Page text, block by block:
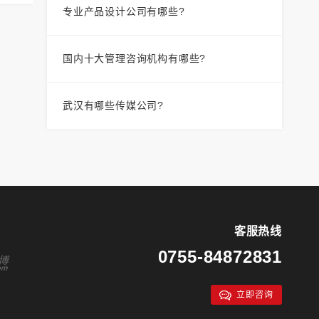
专业产品设计公司有哪些?
国内十大管理咨询机构有哪些?
武汉有哪些传媒公司?
客服热线
0755-84872831
立即咨询